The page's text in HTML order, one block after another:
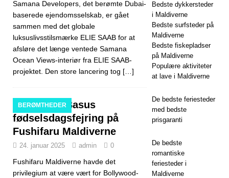
Samana Developers, det berømte Dubai-
baserede ejendomsselskab, er gået
sammen med det globale
luksuslivsstilsmærke ELIE SAAB for at
afsløre det længe ventede Samana
Ocean Views-interiør fra ELIE SAAB-
projektet. Den store lancering tog […]
BERØMTHEDER
Bipasha Basus
fødselsdagsfejring på
Fushifaru Maldiverne
24. januar 2025 admin 0
Fushifaru Maldiverne havde det
privilegium at være vært for Bollywood-
Bedste dykkersteder
i Maldiverne
Bedste surfsteder på
Maldiverne
Bedste fiskepladser
på Maldiverne
Populære aktiviteter
at lave i Maldiverne
De bedste feriesteder
med bedste
prisgaranti
De bedste
romantiske
feriesteder i
Maldiverne